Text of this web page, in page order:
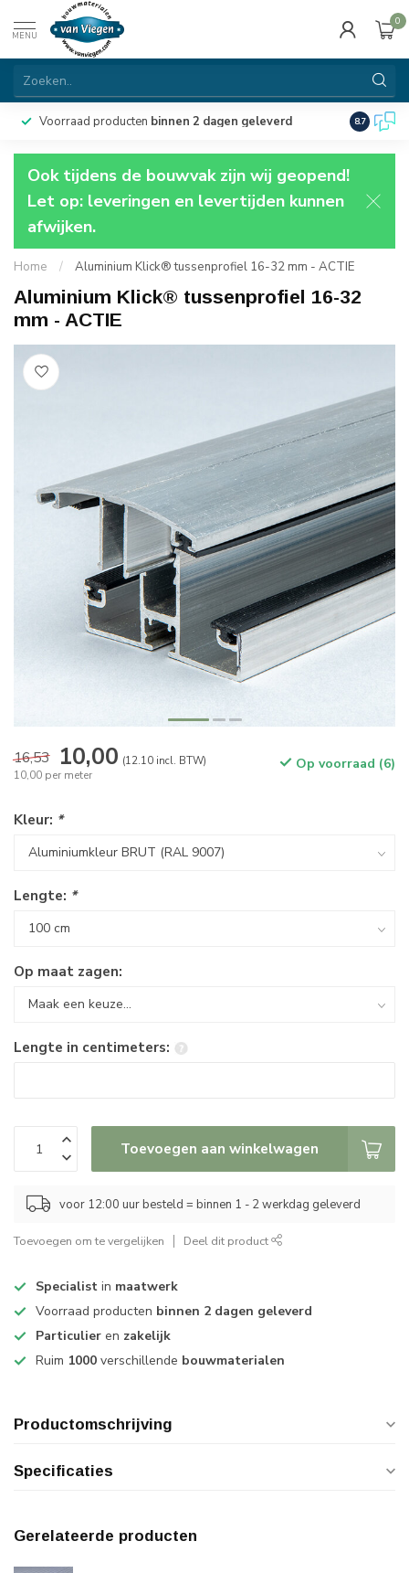
MENU
0
Voorraad producten binnen 2 dagen geleverd 8.7
Ook tijdens de bouwvak zijn wij geopend!
Let op: leveringen en levertijden kunnen
afwijken.
Home / Aluminium Klick® tussenprofiel 16-32 mm - ACTIE
Aluminium Klick® tussenprofiel 16-32
mm - ACTIE
16,53 10,00 (12.10 incl. BTW)
10,00 per meter
Op voorraad (6)
Kleur: *
Lengte: *
Op maat zagen:
Lengte in centimeters:
Toevoegen aan winkelwagen
voor 12:00 uur besteld = binnen 1 - 2 werkdag geleverd
Toevoegen om te vergelijken Deel dit product
Specialist in maatwerk
Voorraad producten binnen 2 dagen geleverd
Particulier en zakelijk
Ruim 1000 verschillende bouwmaterialen
Productomschrijving
Specificaties
Gerelateerde producten